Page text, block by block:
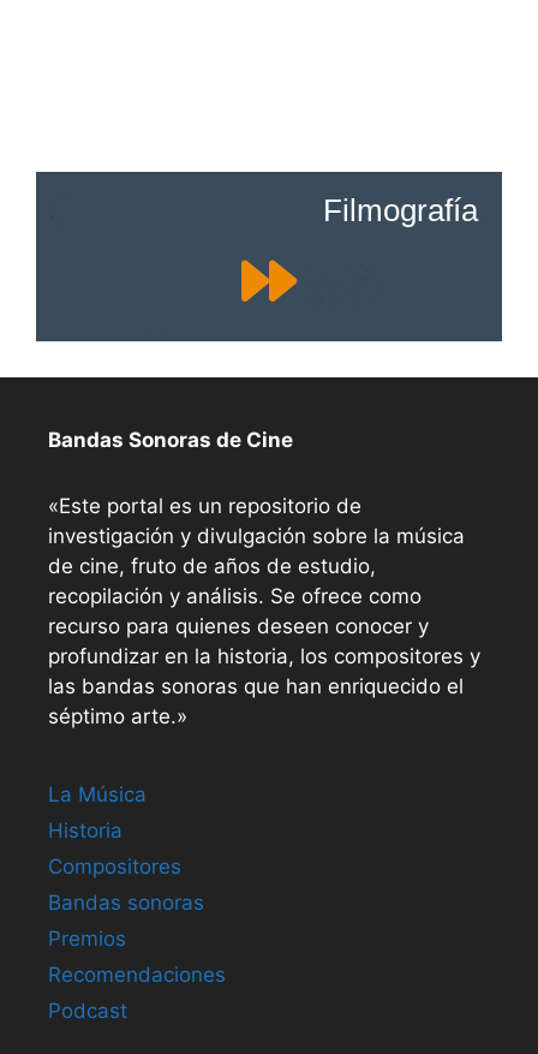
Filmografía
Bandas Sonoras de Cine
«Este portal es un repositorio de
investigación y divulgación sobre la música
de cine, fruto de años de estudio,
recopilación y análisis. Se ofrece como
recurso para quienes deseen conocer y
profundizar en la historia, los compositores y
las bandas sonoras que han enriquecido el
séptimo arte.»
La Música
Historia
Compositores
Bandas sonoras
Premios
Recomendaciones
Podcast